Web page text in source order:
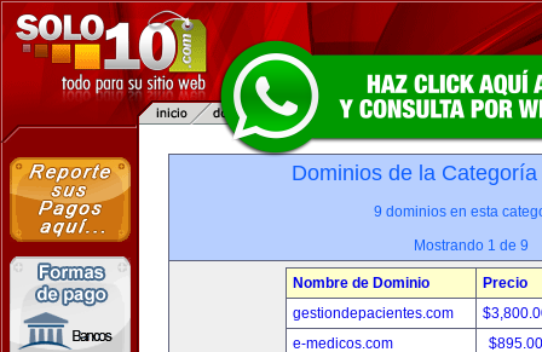
Dominios de la
9 dominios en esta
Mostrando 1 de 9
Nombre de Dominio
Precio
gestiondepacientes.com
e-medicos.com